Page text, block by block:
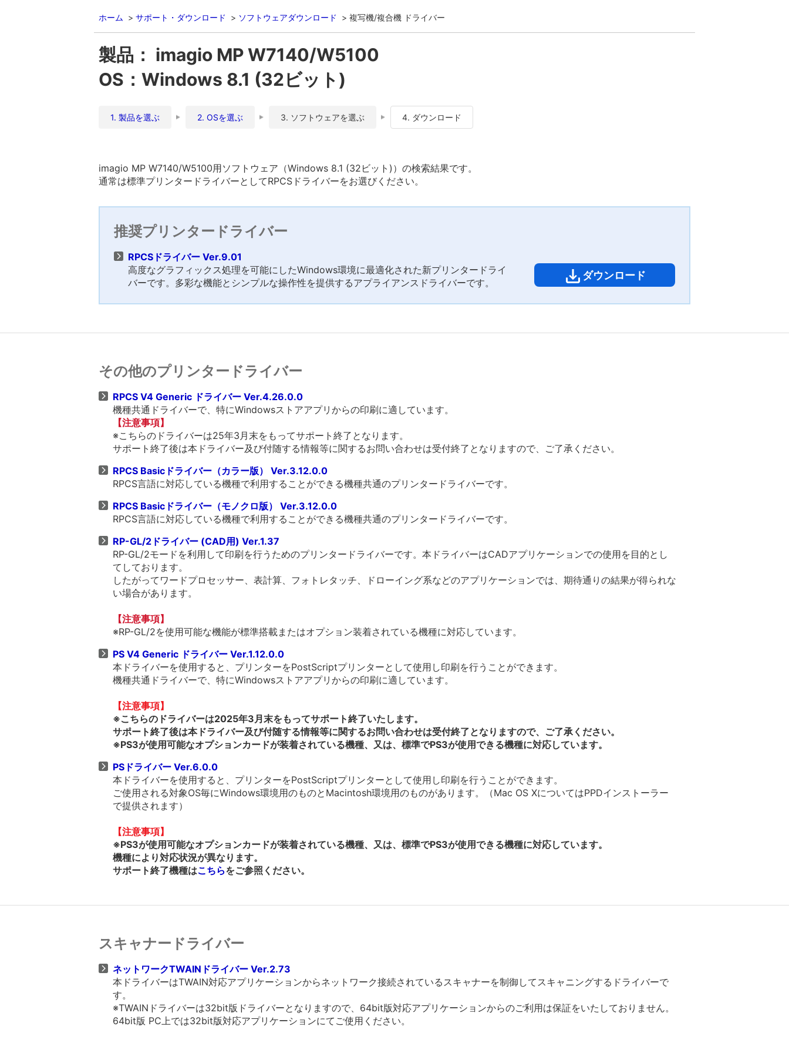
ホーム サポート・ダウンロード ソフトウェアダウンロード 複写機/複合機 ドライバー
製品： imagio MP W7140/W5100
OS：Windows 8.1 (32ビット)
1. 製品を選ぶ 2. OSを選ぶ 3. ソフトウェアを選ぶ 4. ダウンロード
imagio MP W7140/W5100用ソフトウェア（Windows 8.1 (32ビット)）の検索結果です。
通常は標準プリンタードライバーとしてRPCSドライバーをお選びください。
推奨プリンタードライバー
RPCSドライバー Ver.9.01
ダウンロード
高度なグラフィックス処理を可能にしたWindows環境に最適化された新プリンタードライ
バーです。多彩な機能とシンプルな操作性を提供するアプライアンスドライバーです。
その他のプリンタードライバー
RPCS V4 Generic ドライバー Ver.4.26.0.0
機種共通ドライバーで、特にWindowsストアアプリからの印刷に適しています。
【注意事項】
※こちらのドライバーは25年3月末をもってサポート終了となります。
サポート終了後は本ドライバー及び付随する情報等に関するお問い合わせは受付終了となりますので、ご了承ください。
RPCS Basicドライバー（カラー版） Ver.3.12.0.0
RPCS言語に対応している機種で利用することができる機種共通のプリンタードライバーです。
RPCS Basicドライバー（モノクロ版） Ver.3.12.0.0
RPCS言語に対応している機種で利用することができる機種共通のプリンタードライバーです。
RP-GL/2ドライバー (CAD用) Ver.1.37
RP-GL/2モードを利用して印刷を行うためのプリンタードライバーです。本ドライバーはCADアプリケーションでの使用を目的とし
てしております。
したがってワードプロセッサー、表計算、フォトレタッチ、ドローイング系などのアプリケーションでは、期待通りの結果が得られな
い場合があります。
【注意事項】
※RP-GL/2を使用可能な機能が標準搭載またはオプション装着されている機種に対応しています。
PS V4 Generic ドライバー Ver.1.12.0.0
本ドライバーを使用すると、プリンターをPostScriptプリンターとして使用し印刷を行うことができます。
機種共通ドライバーで、特にWindowsストアアプリからの印刷に適しています。
【注意事項】
※こちらのドライバーは2025年3月末をもってサポート終了いたします。
サポート終了後は本ドライバー及び付随する情報等に関するお問い合わせは受付終了となりますので、ご了承ください。
※PS3が使用可能なオプションカードが装着されている機種、又は、標準でPS3が使用できる機種に対応しています。
PSドライバー Ver.6.0.0
本ドライバーを使用すると、プリンターをPostScriptプリンターとして使用し印刷を行うことができます。
ご使用される対象OS毎にWindows環境用のものとMacintosh環境用のものがあります。（Mac OS XについてはPPDインストーラー
で提供されます）
【注意事項】
※PS3が使用可能なオプションカードが装着されている機種、又は、標準でPS3が使用できる機種に対応しています。
機種により対応状況が異なります。
サポート終了機種はこちらをご参照ください。
スキャナードライバー
ネットワークTWAINドライバー Ver.2.73
本ドライバーはTWAIN対応アプリケーションからネットワーク接続されているスキャナーを制御してスキャニングするドライバーで
す。
※TWAINドライバーは32bit版ドライバーとなりますので、64bit版対応アプリケーションからのご利用は保証をいたしておりません。
64bit版 PC上では32bit版対応アプリケーションにてご使用ください。